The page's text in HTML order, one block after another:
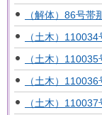
（解体）86号
（土木）
（土木）
（土木）
（土木）